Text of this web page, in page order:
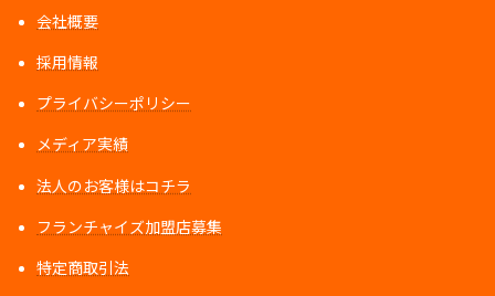
会社概要
採用情報
プライバシーポリシー
メディア実績
法人のお客様はコチラ
フランチャイズ加盟店募集
特定商取引法